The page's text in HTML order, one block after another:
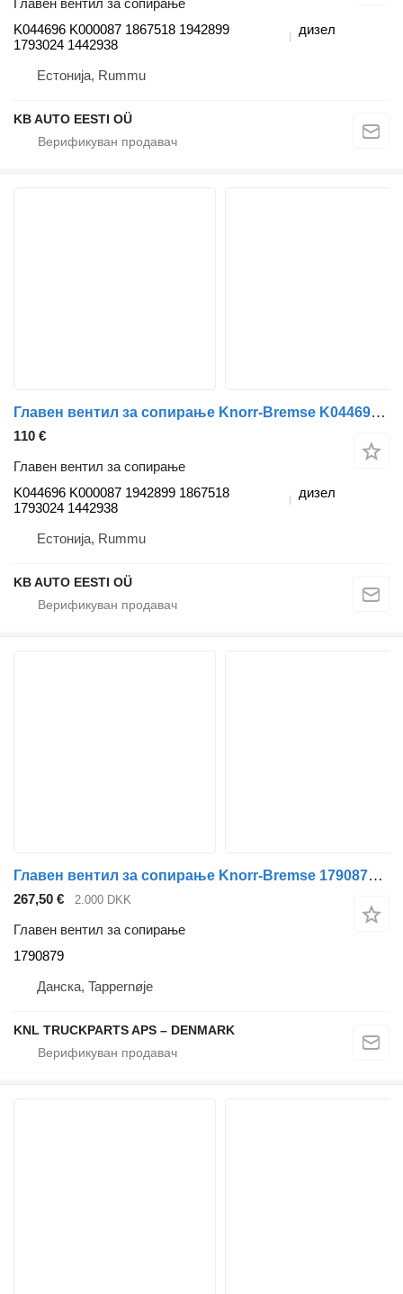
K044696 K000087 1867518 1942899
1793024 1442938
дизел
Естонија, Rummu
KB AUTO EESTI OÜ
Главен вентил за сопирање Knorr-Bremse K044696 K000087 за камион Scania P,G,R,T-series (2004-2017)
110 €
Главен вентил за сопирање
K044696 K000087 1942899 1867518
1793024 1442938
дизел
Естонија, Rummu
KB AUTO EESTI OÜ
Главен вентил за сопирање Knorr-Bremse 1790879 за камион Scania
267,50 € 2.000 DKK
Главен вентил за сопирање
1790879
Данска, Tappernøje
KNL TRUCKPARTS APS – DENMARK